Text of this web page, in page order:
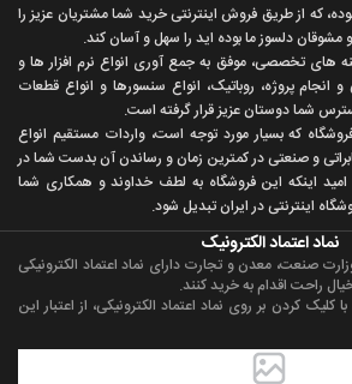
که از طريق فروش اينترنتی خريد شما مشتريان عزيز را
دلسوز ما بوده ايد را سهل و آسان کند.
های تخصصی، موفق به جمع آوری انواع نرم افزار ها و
انجام پروژه، روباتيک، انواع سنسورها و انواع قطعات
شما دوستان عزيز قرار گرفته است.
که بسيار مورد توجه است، واردات مستقیم انواع
و صنعتی در کمترين زمان و رساندن آن بدست شما در
اينکه اين فروشگاه به لطف خداوند و همکاری شما
اینترنتی در ایران تبديل شود.
نماد اعتماد الکترونیک
صنعت، معدن و تجارت دارای نماد اعتماد الکترونیکی
راحت اقدام به خرید کنند.
کلیک کردن بر روی نماد اعتماد الکترونیکی، از اعتبار این